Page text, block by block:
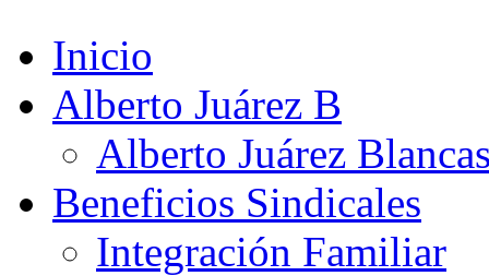
Inicio
Alberto Juárez B
Alberto Juárez
Beneficios Sindicales
Integración Familiar